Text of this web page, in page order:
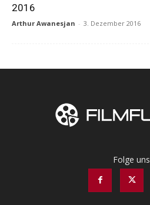
2016
Arthur Awanesjan - 3. Dezember 2016
Folge uns